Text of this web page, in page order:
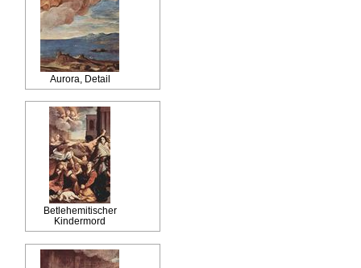
Aurora, Detail
Betlehemitischer
Kindermord